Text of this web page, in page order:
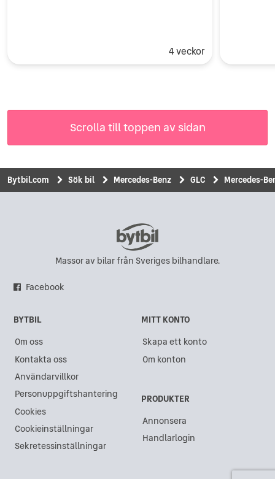
4 veckor
Scrolla till toppen av sidan
Bytbil.com Sök bil Mercedes-Benz GLC Mercedes-
Massor av bilar från Sveriges bilhandlare.
Facebook
BYTBIL
Om oss
Kontakta oss
Användarvillkor
Personuppgiftshantering
Cookies
Cookieinställningar
Sekretessinställningar
MITT KONTO
Skapa ett konto
Om konton
PRODUKTER
Annonsera
Handlarlogin